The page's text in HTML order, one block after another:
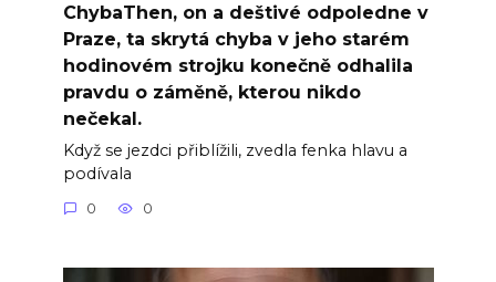
ChybaThen, on a deštivé odpoledne v
Praze, ta skrytá chyba v jeho starém
hodinovém strojku konečně odhalila
pravdu o záměně, kterou nikdo
nečekal.
Když se jezdci přiblížili, zvedla fenka hlavu a
podívala
0 0